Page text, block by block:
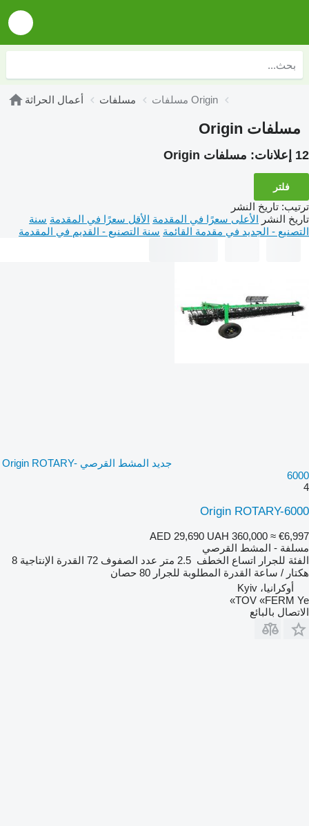
أعمال الحراثة مسلفات مسلفات Origin
مسلفات Origin
12 إعلانات: مسلفات Origin
فلتر
ترتيب: تاريخ النشر
تاريخ النشر الأعلى سعرًا في المقدمة الأقل سعرًا في المقدمة سنة
التصنيع - الجديد في مقدمة القائمة سنة التصنيع - القديم في المقدمة
جديد المشط القرصي Origin ROTARY-
6000
4
Origin ROTARY-6000
AED 29,690 UAH 360,000 ≈ €6,997
مسلفة - المشط القرصي
الفئة للجرار اتساع الخطف 2.5 متر عدد الصفوف 72 القدرة الإنتاجية 8
هكتار / ساعة القدرة المطلوبة للجرار 80 حصان
أوكرانيا، Kyiv
TOV «FERM Ye»
الاتصال بالبائع